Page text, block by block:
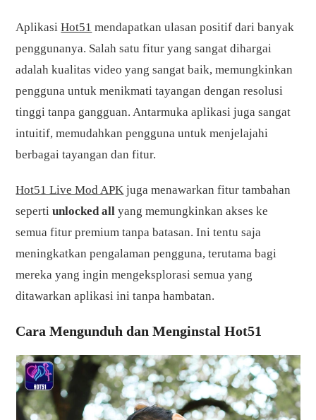
AplikasiHot51 mendapatkan ulasan positif dari banyak
penggunanya. Salah satu fitur yang sangat dihargai
adalah kualitas video yang sangat baik, memungkinkan
pengguna untuk menikmati tayangan dengan resolusi
tinggi tanpa gangguan. Antarmuka aplikasi juga sangat
intuitif, memudahkan pengguna untuk menjelajahi
berbagai tayangan dan fitur.
Hot51 Live Mod APK juga menawarkan fitur tambahan
sepertiunlocked all yang memungkinkan akses ke
semua fitur premium tanpa batasan. Ini tentu saja
meningkatkan pengalaman pengguna, terutama bagi
mereka yang ingin mengeksplorasi semua yang
ditawarkan aplikasi ini tanpa hambatan.
Cara Mengunduh dan Menginstal Hot51